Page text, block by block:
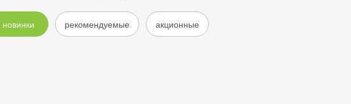
новинки рекомендуемые акционные